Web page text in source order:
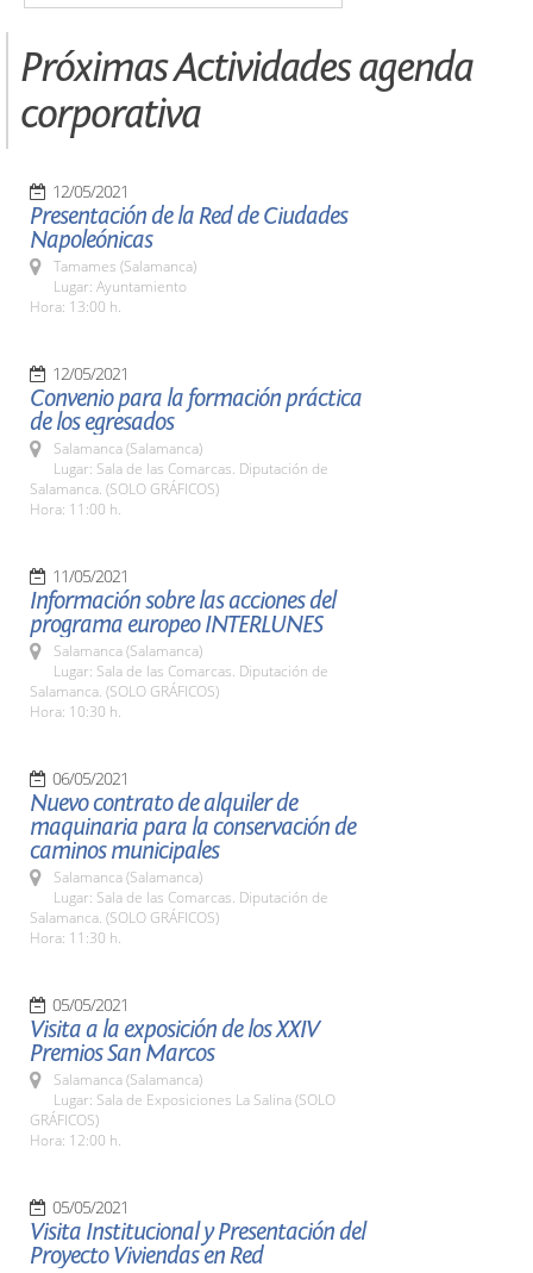
Próximas Actividades agenda
corporativa
12/05/2021
Presentación de la Red de Ciudades
Napoleónicas
Tamames (Salamanca)
Lugar: Ayuntamiento
Hora: 13:00 h.
12/05/2021
Convenio para la formación práctica
de los egresados
Salamanca (Salamanca)
Lugar: Sala de las Comarcas. Diputación de
Salamanca. (SOLO GRÁFICOS)
Hora: 11:00 h.
11/05/2021
Información sobre las acciones del
programa europeo INTERLUNES
Salamanca (Salamanca)
Lugar: Sala de las Comarcas. Diputación de
Salamanca. (SOLO GRÁFICOS)
Hora: 10:30 h.
06/05/2021
Nuevo contrato de alquiler de
maquinaria para la conservación de
caminos municipales
Salamanca (Salamanca)
Lugar: Sala de las Comarcas. Diputación de
Salamanca. (SOLO GRÁFICOS)
Hora: 11:30 h.
05/05/2021
Visita a la exposición de los XXIV
Premios San Marcos
Salamanca (Salamanca)
Lugar: Sala de Exposiciones La Salina (SOLO
GRÁFICOS)
Hora: 12:00 h.
05/05/2021
Visita Institucional y Presentación del
Proyecto Viviendas en Red